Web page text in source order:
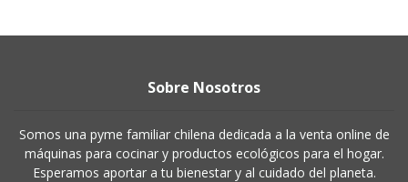
Sobre Nosotros
Somos una pyme familiar chilena dedicada a la venta online de
máquinas para cocinar y productos ecológicos para el hogar.
Esperamos aportar a tu bienestar y al cuidado del planeta.